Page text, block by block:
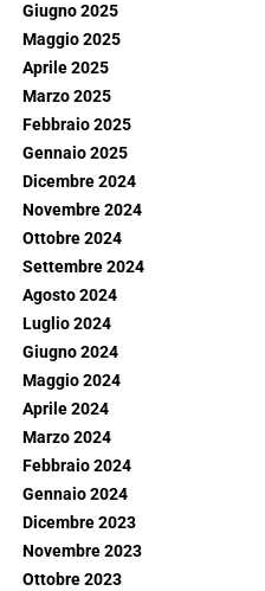
Giugno 2025
Maggio 2025
Aprile 2025
Marzo 2025
Febbraio 2025
Gennaio 2025
Dicembre 2024
Novembre 2024
Ottobre 2024
Settembre 2024
Agosto 2024
Luglio 2024
Giugno 2024
Maggio 2024
Aprile 2024
Marzo 2024
Febbraio 2024
Gennaio 2024
Dicembre 2023
Novembre 2023
Ottobre 2023